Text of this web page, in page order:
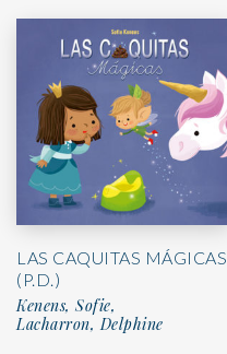
LAS CAQUITAS MÁGICAS
(P.D.)
Kenens, Sofie,
Lacharron, Delphine